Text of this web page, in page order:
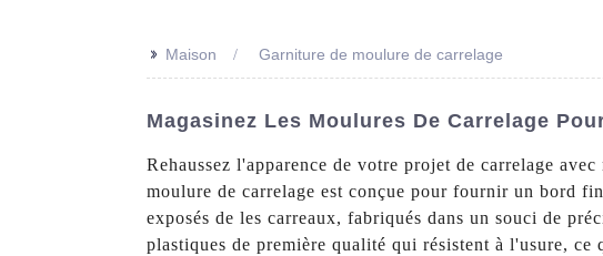
>> Maison Garniture de moulure de carrelage
Magasinez Les Moulures De Carrelage
Rehaussez l'apparence de votre projet de carrelage
moulure de carrelage est conçue pour fournir un bord
exposés de les carreaux, fabriqués dans un souci de
plastiques de première qualité qui résistent à l'usure,